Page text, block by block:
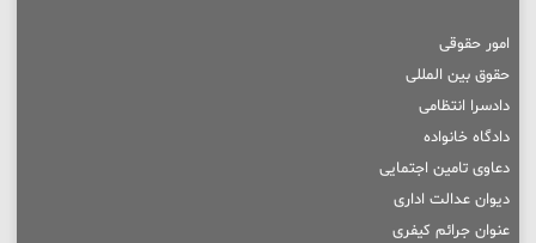
امور حقوقی
حقوق بین المللی
دادسرا انتظامی
دادگاه خانواده
دعاوی تامین اجتمایی
دیوان عدالت اداری
عنوان جرائم کیفری